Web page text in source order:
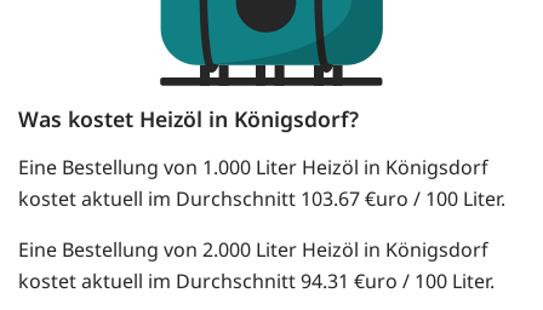
Was kostet Heizöl in Königsdorf?
Eine Bestellung von 1.000 Liter Heizöl in Königsdorf
kostet aktuell im Durchschnitt 103.67 €uro / 100 Liter.
Eine Bestellung von 2.000 Liter Heizöl in Königsdorf
kostet aktuell im Durchschnitt 94.31 €uro / 100 Liter.